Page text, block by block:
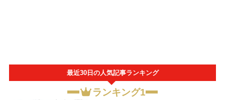
最近30日の人気記事ランキング
ランキング1